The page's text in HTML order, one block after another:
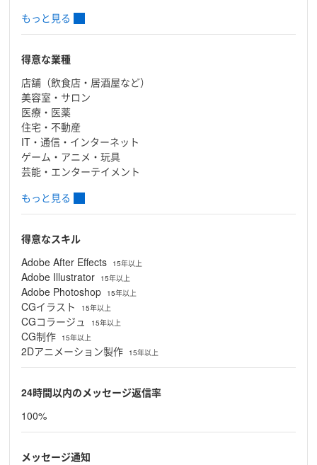
もっと見る
得意な業種
店舗（飲食店・居酒屋など）
美容室・サロン
医療・医薬
住宅・不動産
IT・通信・インターネット
ゲーム・アニメ・玩具
芸能・エンターテイメント
もっと見る
得意なスキル
Adobe After Effects
15年以上
Adobe Illustrator 15年以上
Adobe Photoshop 15年以上
CGイラスト 15年以上
CGコラージュ 15年以上
CG制作 15年以上
2Dアニメーション製作 15年以上
24時間以内のメッセージ返信率
100%
メッセージ通知